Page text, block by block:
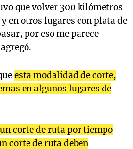
que volver 300 kilómetros
en otros lugares con plata de
por eso me parece
esta modalidad de corte,
en algunos lugares de
corte de ruta por tiempo
corte de ruta deben